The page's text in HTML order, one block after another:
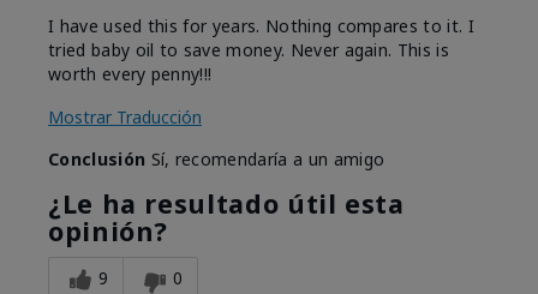
I have used this for years. Nothing compares to it. I
tried baby oil to save money. Never again. This is
worth every penny!!!
Mostrar Traducción
Conclusión Sí, recomendaría a un amigo
¿Le ha resultado útil esta
opinión?
9 0